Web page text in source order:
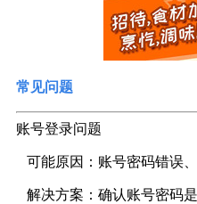
常见问题
账号登录问题
可能原因：账号密码错误
解决方案：确认账号密码